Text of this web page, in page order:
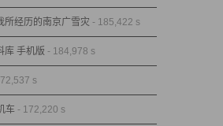
所经历的南京广雪灾 - 185,422 s
库 手机版 - 184,978 s
s
车 - 172,220 s